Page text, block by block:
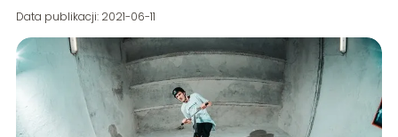
Data publikacji: 2021-06-11